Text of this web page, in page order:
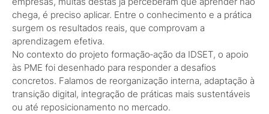
chega, é preciso aplicar. Entre o conhecimento e a prática
surgem os resultados reais, que comprovam a
aprendizagem efetiva.
No contexto do projeto formação‑ação da IDSET, o apoio
às PME foi desenhado para responder a desafios
concretos. Falamos de reorganização interna, adaptação à
transição digital, integração de práticas mais sustentáveis
ou até reposicionamento no mercado.